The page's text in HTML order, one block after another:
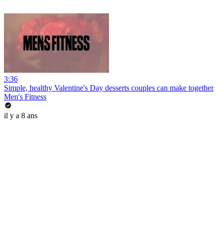
3:36
Simple, healthy Valentine's Day desserts couples can make together
Men's Fitness
il y a 8 ans